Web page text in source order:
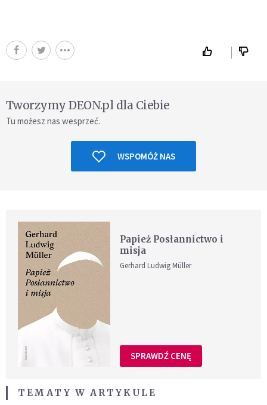
Tworzymy DEON.pl dla Ciebie
Tu możesz nas wesprzeć.
WSPOMÓŻ NAS
Papież Posłannictwo i
misja
Gerhard Ludwig Müller
SPRAWDŹ CENĘ
TEMATY W ARTYKULE